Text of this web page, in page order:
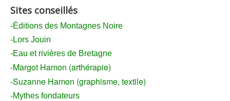
Sites conseillés
-Éditions des Montagnes Noire
-Lors Jouin
-Eau et rivières de Bretagne
-Margot Hamon (arthérapie)
-Suzanne Hamon (graphisme, textile)
-Mythes fondateurs